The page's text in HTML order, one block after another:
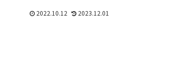
2022.10.12 2023.12.01